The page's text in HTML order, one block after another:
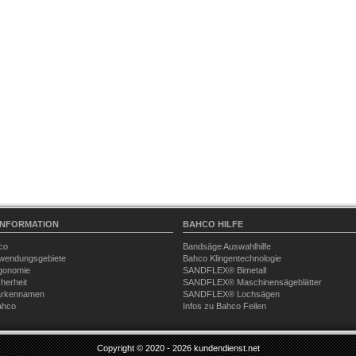
BAHCO HILFE
Bandsäge Auswahlhilfe
Bahco Klingentechnologie
SANDFLEX® Bimetall
SANDFLEX® Maschinensägeblätter
SANDFLEX® Lochsägen
Infos zu Bahco Feilen
Copyright © 2020 - 2026kundendienst.net